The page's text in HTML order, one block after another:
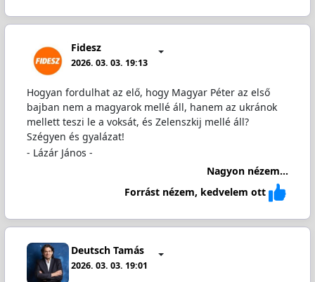
Fidesz
2026. 03. 03. 19:13
Hogyan fordulhat az elő, hogy Magyar Péter az első
bajban nem a magyarok mellé áll, hanem az ukránok
mellett teszi le a voksát, és Zelenszkij mellé áll?
Szégyen és gyalázat!
- Lázár János -
Nagyon nézem...
Forrást nézem, kedvelem ott
Deutsch Tamás
2026. 03. 03. 19:01